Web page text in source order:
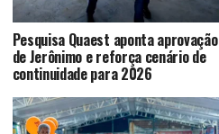
Pesquisa Quaest aponta aprovação
de Jerônimo e reforça cenário de
continuidade para 2026